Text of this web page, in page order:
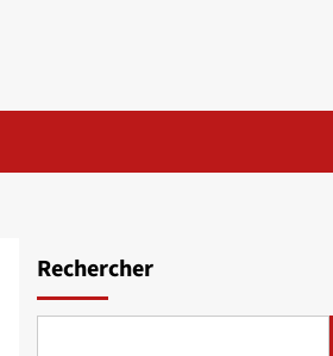
Rechercher